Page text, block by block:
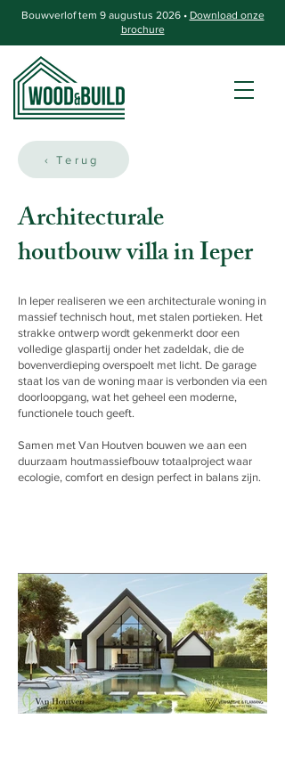
Bouwverlof tem 9 augustus 2026 • Download onze
brochure
‹ Terug
Architecturale
houtbouw villa in Ieper
In Ieper realiseren we een architecturale woning in
massief technisch hout, met stalen portieken. Het
strakke ontwerp wordt gekenmerkt door een
volledige glaspartij onder het zadeldak, die de
bovenverdieping overspoelt met licht. De garage
staat los van de woning maar is verbonden via een
doorloopgang, wat het geheel een moderne,
functionele touch geeft.
Samen met Van Houtven bouwen we aan een
duurzaam houtmassiefbouw totaalproject waar
ecologie, comfort en design perfect in balans zijn.